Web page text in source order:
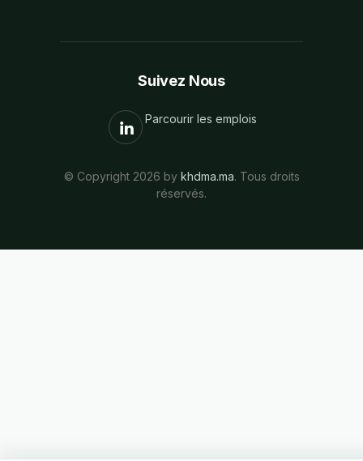
Suivez Nous
Parcourir les emplois
© Copyright 2026 by khdma.ma. Tous droits
réservés.